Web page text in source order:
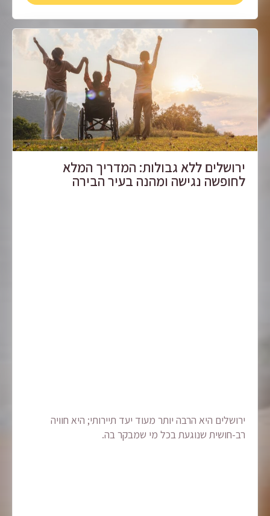
ירושלים ללא גבולות: המדריך המלא
לחופשה נגישה ומהנה בעיר הבירה
ירושלים היא הרבה יותר מעוד יעד תיירותי; היא חוויה
רב-חושית שנוגעת בכל מי שמבקר בה.